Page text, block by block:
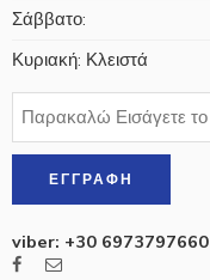
Σάββατο:
Κυριακή: Κλειστά
viber: +30 6973797660